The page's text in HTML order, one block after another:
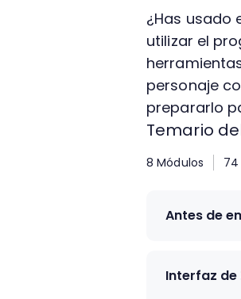
¿Has usado
utilizar el
personaje
prepararlo
Temario
8 Módulos 74
Antes de
Interfaz de